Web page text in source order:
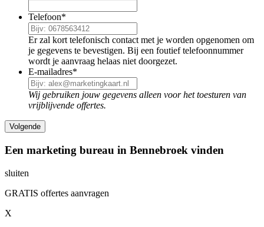
Telefoon*
Er zal kort telefonisch contact met je worden opgenomen om
je gegevens te bevestigen. Bij een foutief telefoonnummer
wordt je aanvraag helaas niet doorgezet.
E-mailadres*
Wij gebruiken jouw gegevens alleen voor het toesturen van
vrijblijvende offertes.
Een marketing bureau in Bennebroek vinden
sluiten
GRATIS offertes aanvragen
X